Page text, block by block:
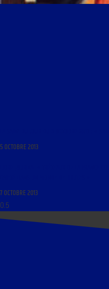
5 OCTOBRE 2013
7 OCTOBRE 2013